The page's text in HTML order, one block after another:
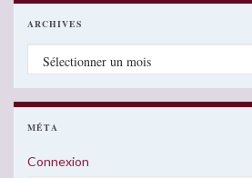
ARCHIVES
Archives
MÉTA
Connexion